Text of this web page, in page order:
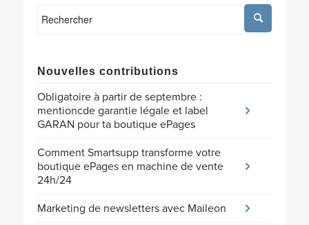
Nouvelles contributions
Obligatoire à partir de septembre :
mentioncde garantie légale et label
GARAN pour ta boutique ePages
Comment Smartsupp transforme votre
boutique ePages en machine de vente
24h/24
Marketing de newsletters avec Maileon